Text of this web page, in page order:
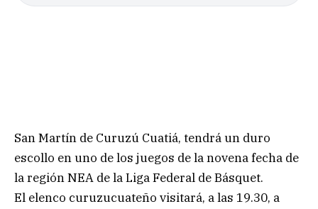
San Martín de Curuzú Cuatiá, tendrá un duro
escollo en uno de los juegos de la novena fecha de
la región NEA de la Liga Federal de Básquet.
El elenco curuzucuateño visitará, a las 19.30, a